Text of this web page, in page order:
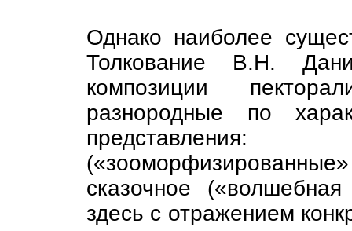
Однако наиболее
Толкование В.Н.
композиции
разнородные по
сказочное («волшебная
здесь с отражением